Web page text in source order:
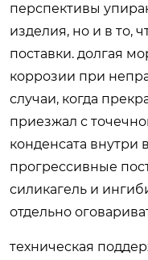
перспективы
изделия, но и в то,
поставки. долгая
коррозии при
случаи, когда
приезжал с
конденсата внутри
прогрессивные
силикагель и
отдельно
техническая